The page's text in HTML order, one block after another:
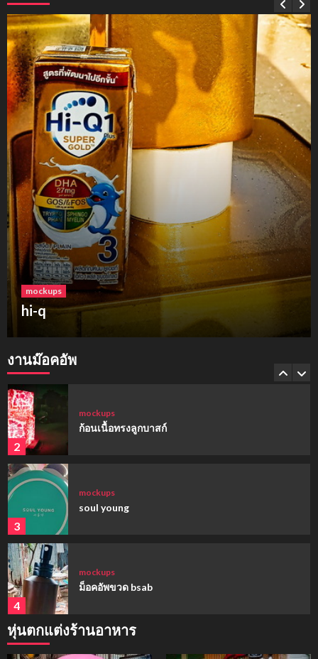
โฟม
ฮาร์เบอร์แลนด์ ขอนแก่น
งานม๊อคอัพ
3
mockups
soul young
4
mockups
ม็อคอัพขวด bsab
mockups
ม็อคอัพน้ำมันวังว่าน
1
2
mockups
ก้อนเนื้อทรงลูกบาสก์
3
mockups
soul young
4
mockups
ม็อคอัพขวด bsab
หุ่นตกแต่งร้านอาหาร